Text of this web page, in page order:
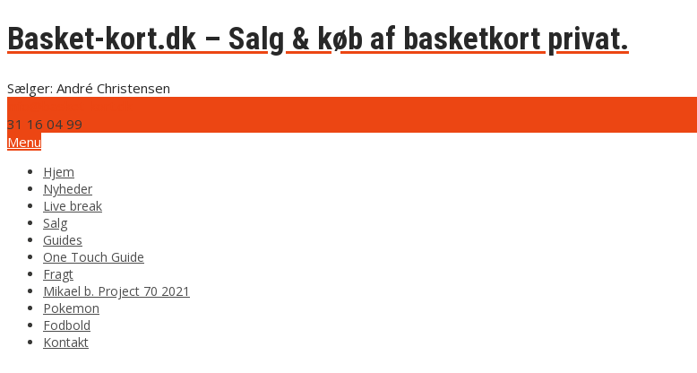
Basket-kort.dk – Salg & køb af basketkort privat.
Sælger: André Christensen
31 16 04 99
Menu
Hjem
Nyheder
Live break
Salg
Guides
One Touch Guide
Fragt
Mikael b. Project 70 2021
Pokemon
Fodbold
Kontakt